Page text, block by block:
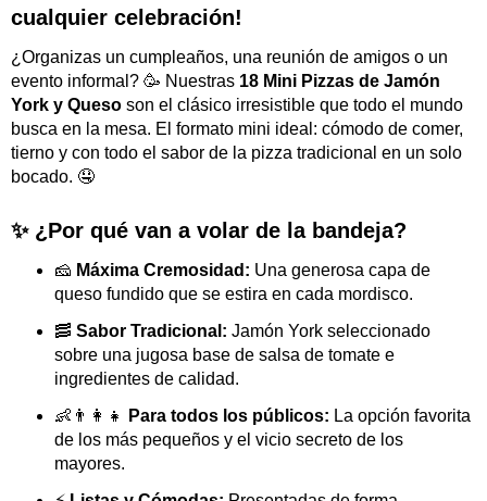
cualquier celebración!
¿Organizas un cumpleaños, una reunión de amigos o un
evento informal? 🥳 Nuestras 18 Mini Pizzas de Jamón
York y Queso son el clásico irresistible que todo el mundo
busca en la mesa. El formato mini ideal: cómodo de comer,
tierno y con todo el sabor de la pizza tradicional en un solo
bocado. 🤤
✨ ¿Por qué van a volar de la bandeja?
🧀 Máxima Cremosidad: Una generosa capa de
queso fundido que se estira en cada mordisco.
🥓 Sabor Tradicional: Jamón York seleccionado
sobre una jugosa base de salsa de tomate e
ingredientes de calidad.
👶👨‍👩‍👧
Para todos los públicos: La opción favorita
de los más pequeños y el vicio secreto de los
mayores.